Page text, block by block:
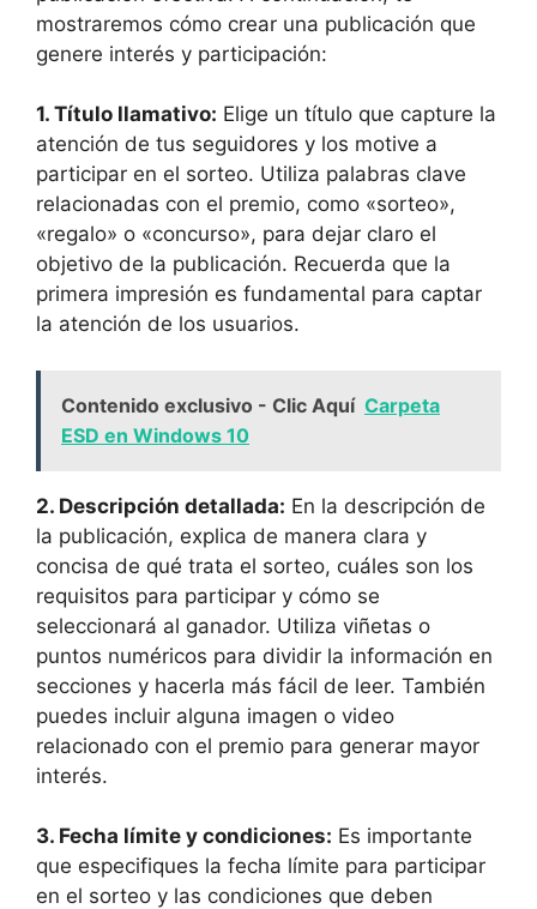
mostraremos cómo crear una publicación que
genere interés y participación:
1. Título llamativo: Elige un título que capture la
atención de tus seguidores y los motive a
participar en el sorteo. Utiliza palabras clave
relacionadas con el premio, como «sorteo»,
«regalo» o «concurso», para dejar claro el
objetivo de la publicación. Recuerda que la
primera impresión es fundamental para captar
la atención de los usuarios.
Contenido exclusivo - Clic Aquí Carpeta
ESD en Windows 10
2. Descripción detallada: En la descripción de
la publicación, explica de manera clara y
concisa de qué trata el sorteo, cuáles son los
requisitos para participar y cómo se
seleccionará al ganador. Utiliza viñetas o
puntos numéricos para dividir la información en
secciones y hacerla más fácil de leer. También
puedes incluir alguna imagen o video
relacionado con el premio para generar mayor
interés.
3. Fecha límite y condiciones: Es importante
que especifiques la fecha límite para participar
en el sorteo y las condiciones que deben